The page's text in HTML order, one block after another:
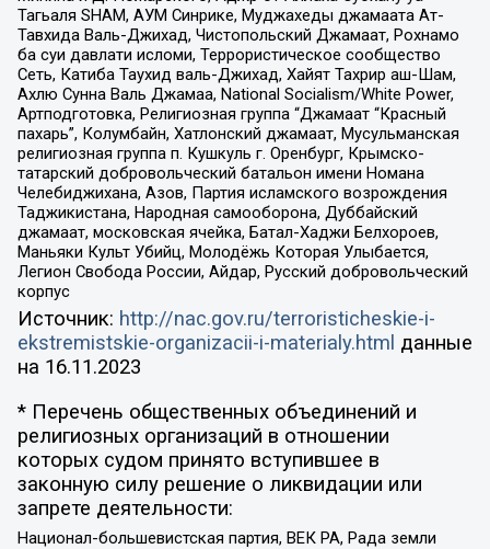
Тагьаля SHAM, АУМ Синрике, Муджахеды джамаата Ат-
Тавхида Валь-Джихад, Чистопольский Джамаат, Рохнамо
ба суи давлати исломи, Террористическое сообщество
Сеть, Катиба Таухид валь-Джихад, Хайят Тахрир аш-Шам,
Ахлю Сунна Валь Джамаа, National Socialism/White Power,
Артподготовка, Религиозная группа “Джамаат “Красный
пахарь”, Колумбайн, Хатлонский джамаат, Мусульманская
религиозная группа п. Кушкуль г. Оренбург, Крымско-
татарский добровольческий батальон имени Номана
Челебиджихана, Азов, Партия исламского возрождения
Таджикистана, Народная самооборона, Дуббайский
джамаат, московская ячейка, Батал-Хаджи Белхороев,
Маньяки Культ Убийц, Молодёжь Которая Улыбается,
Легион Свобода России, Айдар, Русский добровольческий
корпус
Источник: http://nac.gov.ru/terroristicheskie-i-
ekstremistskie-organizacii-i-materialy.html данные
на 16.11.2023
* Перечень общественных объединений и
религиозных организаций в отношении
которых судом принято вступившее в
законную силу решение о ликвидации или
запрете деятельности:
Национал-большевистская партия, ВЕК РА, Рада земли